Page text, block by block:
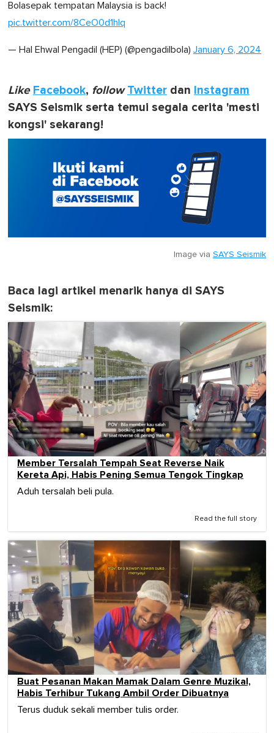
Bolasepak tempatan Malaysia is back!
pic.twitter.com/8CeO0d1hIq
— Hal Ehwal Pengadil (HEP) (@pengadilbola) January 6, 2024
Like Facebook, follow Twitter dan Instagram
SAYS Seismik serta temui segala cerita 'mesti
kongsi' sekarang!
Image via SAYS Seismik
Baca lagi artikel menarik hanya di SAYS
Seismik:
Member Tersalah Tempah Seat Reverse Naik
Kereta Api, Habis Pening Semua Tengok Tingkap
Aduh tersalah beli pula.
Read the full story
Buat Pesanan Makan Mamak Dalam Genre Muzikal,
Habis Terhibur Tukang Ambil Order Dibuatnya
Terus duduk sekali member tulis order.